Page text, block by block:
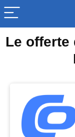
Le offerte